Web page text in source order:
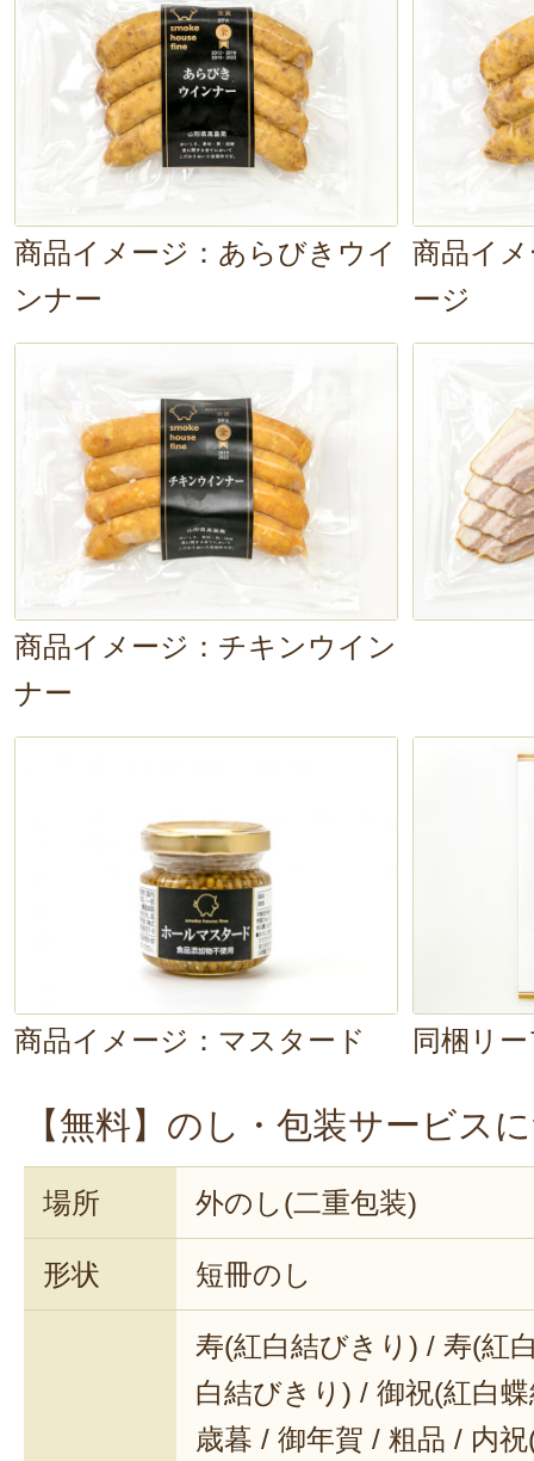
食べ方で味わってみてください。
商品イメージ：あらびきウイ
ンナー
商品イ
ージ
商品イメージ：チキンウイン
ナー
商品イメージ：マスタード 同梱リ
【無料】のし・包装サービス
場所 外のし(二重包装)
形状 短冊のし
寿(紅白結びきり) / 寿(紅
白結びきり) / 御祝(紅白
歳暮 / 御年賀 / 粗品 / 内